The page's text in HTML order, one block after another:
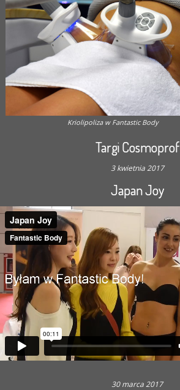
Kriolipoliza w Fantastic Body
Targi Cosmoprof
3 kwietnia 2017
Japan Joy
30 marca 2017